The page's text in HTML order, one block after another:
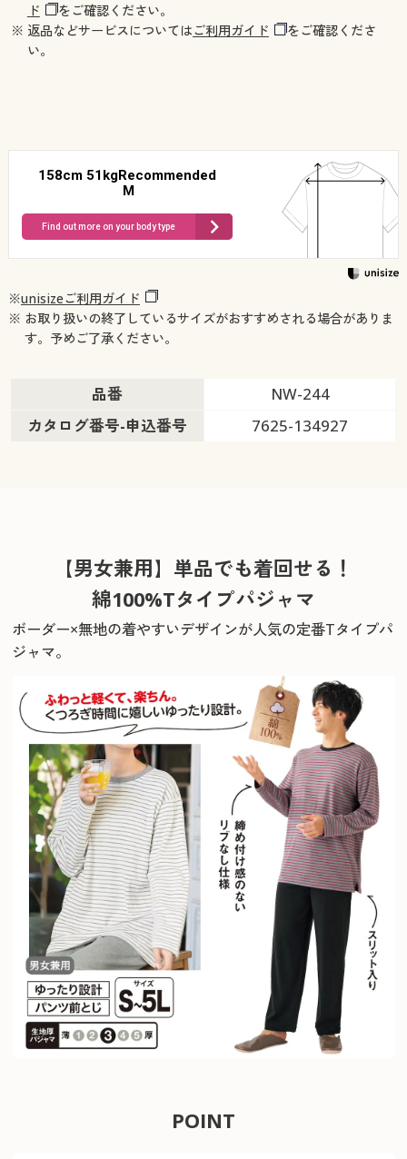
ド
をご確認ください。
※ 返品などサービスについてはご利用ガイド
をご確認くださ
い。
158cm 51kgRecommended
M
Find out more on your body type
※unisizeご利用ガイド
※ お取り扱いの終了しているサイズがおすすめされる場合がありま
す。予めご了承ください。
品番
NW-244
カタログ番号-申込番号
7625-134927
【男女兼用】単品でも着回せる！
綿100%Tタイプパジャマ
ボーダー×無地の着やすいデザインが人気の定番Tタイプパ
ジャマ。
POINT